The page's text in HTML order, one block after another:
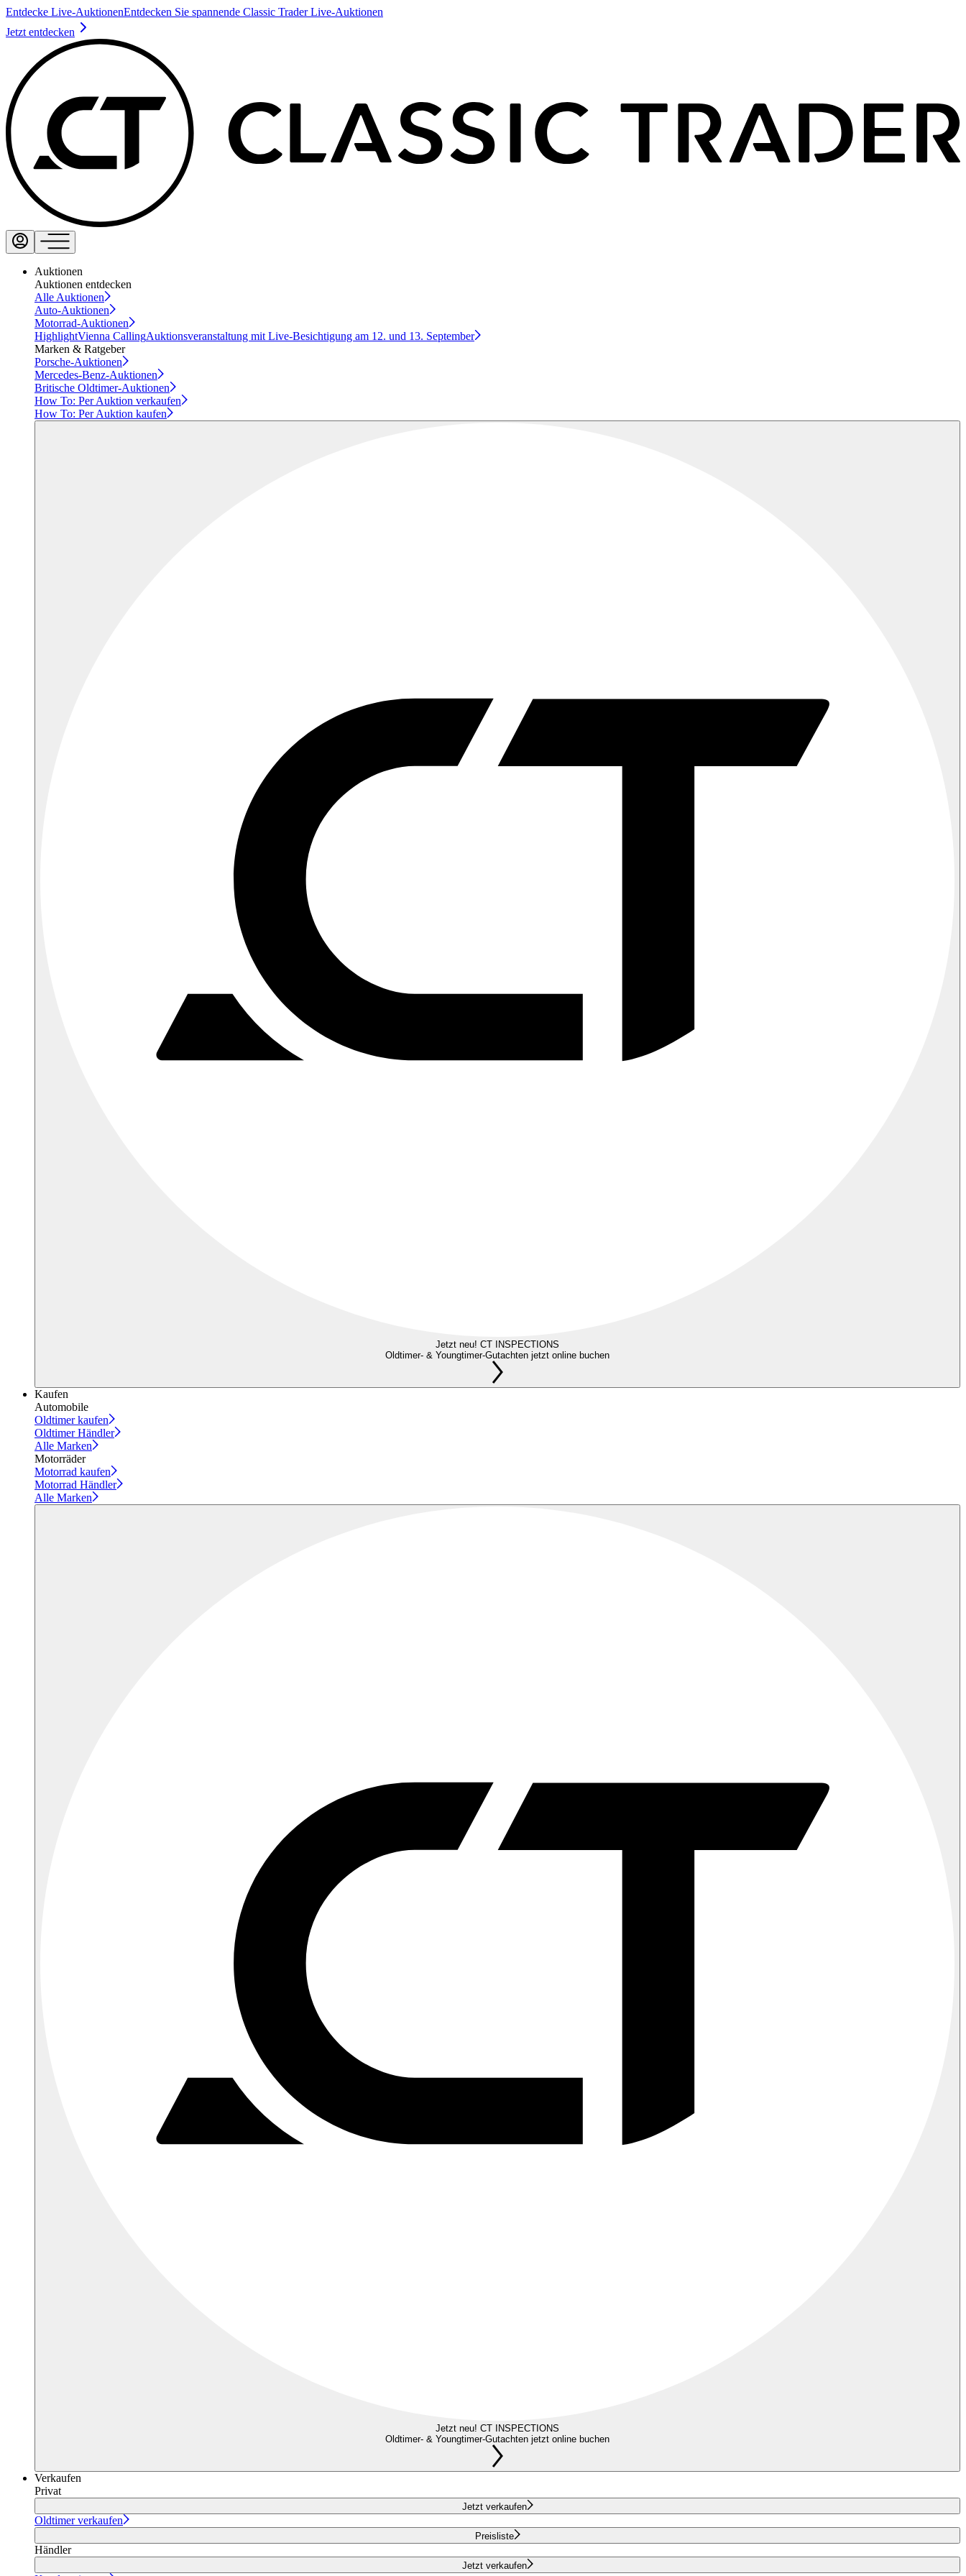
Entdecke Live-AuktionenEntdecken Sie spannende Classic Trader Live-Auktionen
Jetzt entdecken
Auktionen
Auktionen entdecken
Alle Auktionen
Auto-Auktionen
Motorrad-Auktionen
HighlightVienna CallingAuktionsveranstaltung mit Live-Besichtigung am 12. und 13. September
Marken & Ratgeber
Porsche-Auktionen
Mercedes-Benz-Auktionen
Britische Oldtimer-Auktionen
How To: Per Auktion verkaufen
How To: Per Auktion kaufen
Jetzt neu! CT INSPECTIONS
Oldtimer- & Youngtimer-Gutachten jetzt online buchen
Kaufen
Automobile
Oldtimer kaufen
Oldtimer Händler
Alle Marken
Motorräder
Motorrad kaufen
Motorrad Händler
Alle Marken
Jetzt neu! CT INSPECTIONS
Oldtimer- & Youngtimer-Gutachten jetzt online buchen
Verkaufen
Privat
Jetzt verkaufen
Oldtimer verkaufen
Preisliste
Händler
Jetzt verkaufen